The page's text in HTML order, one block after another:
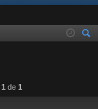
nti ist
1 de 1